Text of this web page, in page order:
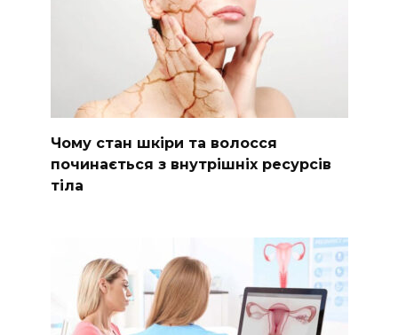
Чому стан шкіри та волосся
починається з внутрішніх ресурсів
тіла